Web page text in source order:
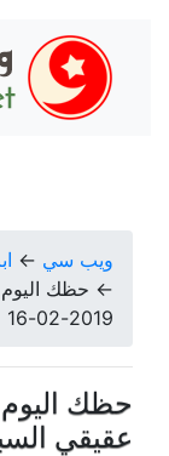
ويب سي ←
← حظك
2019-02-16
حظك
عقيقي السبت